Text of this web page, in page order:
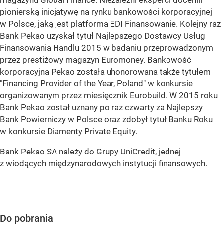
pionierską inicjatywę na rynku bankowości korporacyjnej
w Polsce, jaką jest platforma EDI Finansowanie. Kolejny raz
Bank Pekao uzyskał tytuł Najlepszego Dostawcy Usług
Finansowania Handlu 2015 w badaniu przeprowadzonym
przez prestiżowy magazyn Euromoney. Bankowość
korporacyjna Pekao została uhonorowana także tytułem
"Financing Provider of the Year, Poland" w konkursie
organizowanym przez miesięcznik Eurobuild. W 2015 roku
Bank Pekao został uznany po raz czwarty za Najlepszy
Bank Powierniczy w Polsce oraz zdobył tytuł Banku Roku
w konkursie Diamenty Private Equity.
Bank Pekao SA należy do Grupy UniCredit, jednej
z wiodących międzynarodowych instytucji finansowych.
Do pobrania